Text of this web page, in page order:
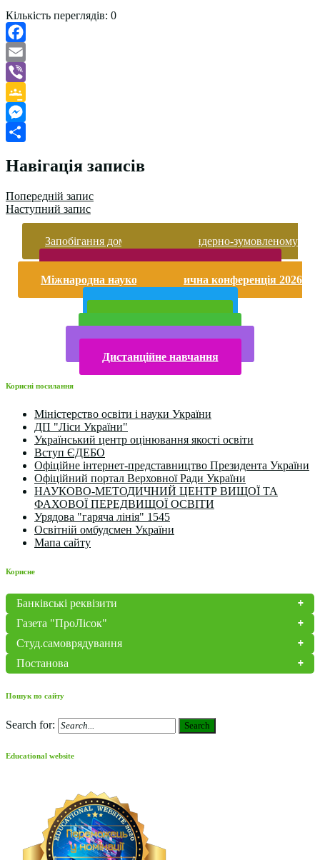
Кількість переглядів: 0
Facebook
Email
Viber
Google
Classroom
Messenger
Навігація записів
Попередній запис
Наступний запис
Запобігання домашньому та гендерно-зумовленому
Міжнародна науково-практична конференція 2026
Дистанційне навчання
Корисні посилання
Міністерство освіти і науки України
ДП "Ліси України"
Український центр оцінювання якості освіти
Вступ ЄДЕБО
Офіційне інтернет-представництво Президента України
Офіційний портал Верховної Ради України
НАУКОВО-МЕТОДИЧНИЙ ЦЕНТР ВИЩОЇ ТА
ФАХОВОЇ ПЕРЕДВИЩОЇ ОСВІТИ
Урядова "гаряча лінія" 1545
Освітній омбудсмен України
Мапа сайту
Корисне
Банківські реквізити
Газета "ПроЛісок"
Студ.самоврядування
Постанова
Пошук по сайту
Search for: Search
Educational website